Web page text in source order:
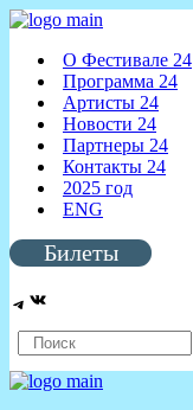
О Фестивале 24
Программа 24
Артисты 24
Новости 24
Партнеры 24
Контакты 24
2025 год
ENG
Билеты
Telegram
ВКонтакте
Поиск